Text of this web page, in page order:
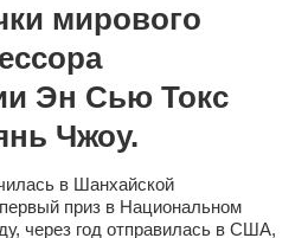
мирового
Эн Сью Токс
Чжоу.
в Шанхайской
приз в Национальном
через год отправилась в США,